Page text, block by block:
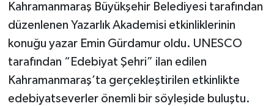
Kahramanmaraş Büyükşehir Belediyesi tarafından
düzenlenen Yazarlık Akademisi etkinliklerinin
konuğu yazar Emin Gürdamur oldu. UNESCO
tarafından “Edebiyat Şehri” ilan edilen
Kahramanmaraş’ta gerçekleştirilen etkinlikte
edebiyatseverler önemli bir söyleşide buluştu.
YEREL YÖNETİM
MEDYA
SEÇİM 2011